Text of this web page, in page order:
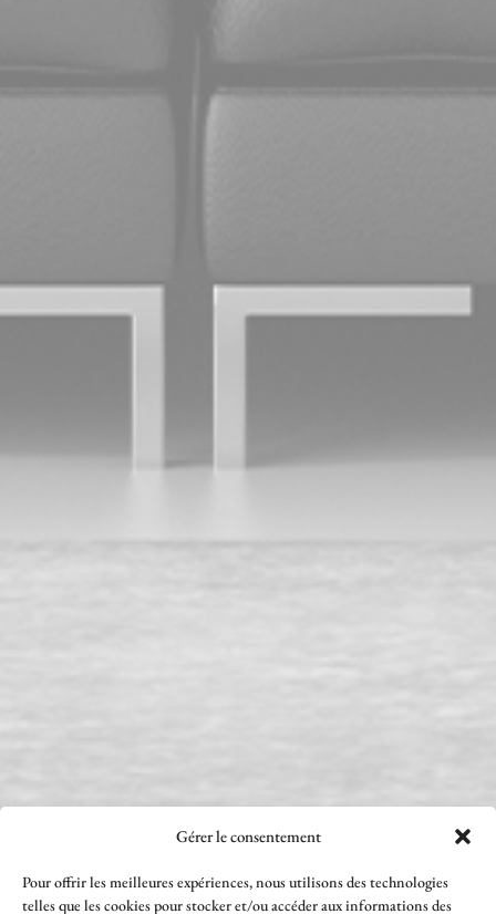
Gérer le consentement
Pour offrir les meilleures expériences, nous utilisons des technologies
telles que les cookies pour stocker et/ou accéder aux informations des